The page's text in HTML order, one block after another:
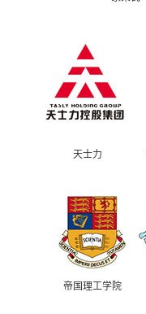
天士力
帝国理工学院